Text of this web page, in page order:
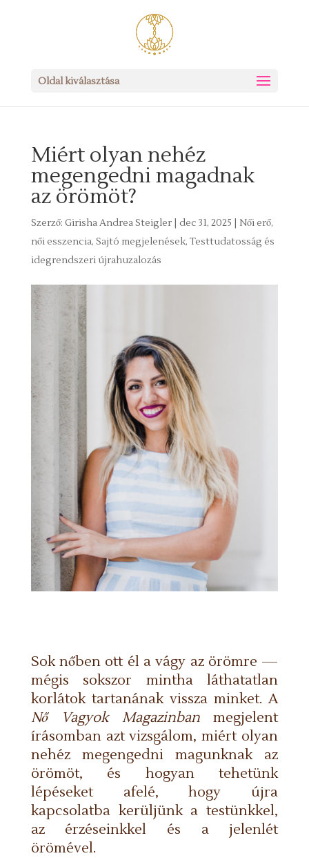
Oldal kiválasztása
Miért olyan nehéz
megengedni magadnak
az örömöt?
Szerző: Girisha Andrea Steigler| dec 31, 2025
Női erő,
női esszencia, Sajtó megjelenések, Testtudatosság és
idegrendszeri újrahuzalozás
Sok nőben ott él a vágy az örömre —
mégis sokszor mintha láthatatlan
korlátok tartanának vissza minket. A
Nő Vagyok Magazinbanmegjelent
írásomban azt vizsgálom, miért olyan
nehéz megengedni magunknak az
örömöt, és hogyan tehetünk
lépéseket afelé, hogy újra
kapcsolatba kerüljünk a testünkkel,
az érzéseinkkel és a jelenlét
örömével.